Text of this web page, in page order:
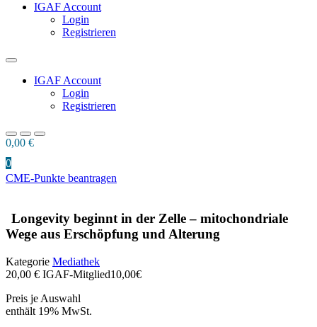
IGAF Account
Login
Registrieren
IGAF Account
Login
Registrieren
0,00 €
0
CME-Punkte beantragen
Longevity beginnt in der Zelle – mitochondriale
Wege aus Erschöpfung und Alterung
Kategorie Mediathek
20,00 € IGAF-Mitglied10,00€
Preis je Auswahl
enthält 19% MwSt.